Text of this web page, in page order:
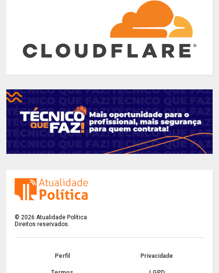
©2026 Atualidade Política
Direitos reservados.
Perfil Privacidade